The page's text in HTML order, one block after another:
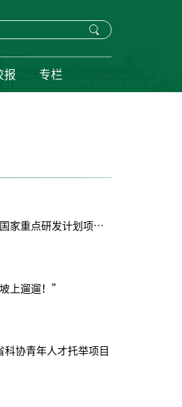
报 专栏
我校牵头的“十四五”国家重点研发计划项目启动会暨实施方案论证会顺利召开
上遛遛！”
协青年人才托举项目